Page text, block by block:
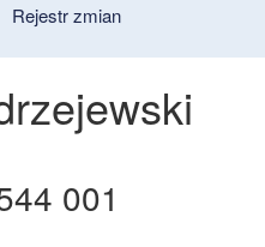
Rejestr zmian
001